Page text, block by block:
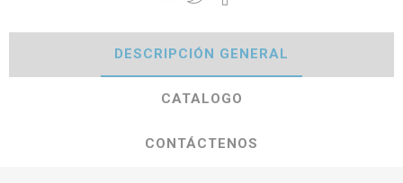
DESCRIPCIÓN GENERAL
CATALOGO
CONTÁCTENOS